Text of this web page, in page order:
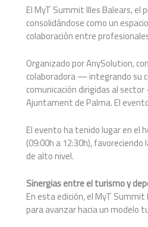
El MyT Summit Illes Balears, el
consolidándose como un
colaboración entre
Organizado por AnySolution,
colaboradora — integrando su
comunicación dirigidas al
Ajuntament de Palma. El
El evento ha tenido lugar en el
(09:00h a 12:30h),
de alto nivel.
Sinergias entre el turismo y
En esta edición, el MyT
para avanzar hacia un modelo